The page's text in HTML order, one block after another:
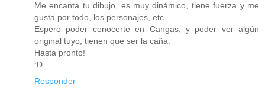
Me encanta tu dibujo, es muy dinámico, tiene fuerza y me
gusta por todo, los personajes, etc.
Espero poder conocerte en Cangas, y poder ver algún
original tuyo, tienen que ser la caña.
Hasta pronto!
:D
Responder